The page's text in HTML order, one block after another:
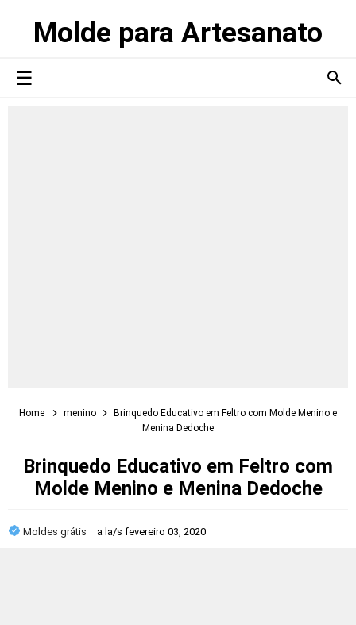
Molde para Artesanato
Home menino
Brinquedo Educativo em Feltro com Molde Menino e
Menina Dedoche
Brinquedo Educativo em Feltro com
Molde Menino e Menina Dedoche
Moldes grátis a la/s fevereiro 03, 2020